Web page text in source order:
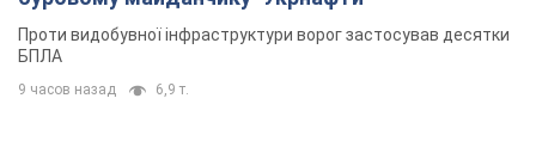
Проти видобувної інфраструктури ворог застосував десятки
БПЛА
9 часов назад 6,9 т.